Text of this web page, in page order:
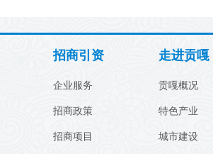
招商引资
企业服务
招商政策
招商项目
走进贡嘎
贡嘎概况
特色产业
城市建设